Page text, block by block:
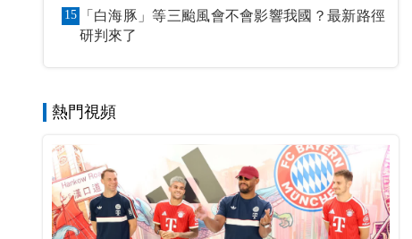
15
「白海豚」等三颱風會不會影響我國？最新路徑
研判來了
熱門視頻